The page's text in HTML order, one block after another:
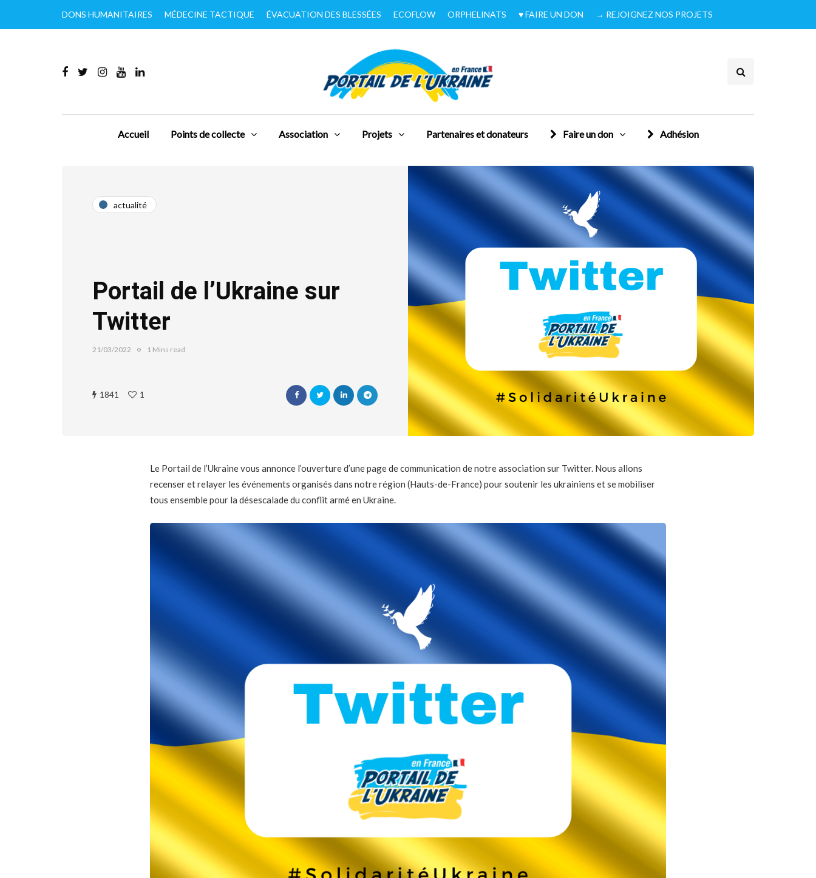
DONS HUMANITAIRES MÉDECINE TACTIQUE ÉVACUATION DES BLESSÉES ECOFLOW ORPHELINATS ♥︎ FAIRE UN DON → REJOIGNEZ NOS PROJETS
Accueil Points de collecte Association Projets Partenaires et donateurs Adhésion
Faire un don
actualité
Portail de l’Ukraine sur
Twitter
21/03/2022 1 Mins read
1841 1
Le Portail de l’Ukraine vous annonce l’ouverture d’une page de communication de notre association sur Twitter. Nous allons
recenser et relayer les événements organisés dans notre région (Hauts-de-France) pour soutenir les ukrainiens et se mobiliser
tous ensemble pour la désescalade du conflit armé en Ukraine.